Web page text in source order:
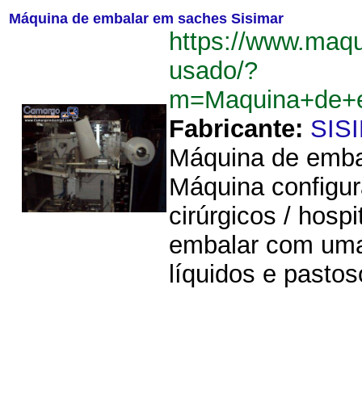
Máquina de embalar em saches Sisimar
https://
usado/?
Fabricante:
Máquina de
Máquina
cirúrgicos /
embalar com
líquidos e